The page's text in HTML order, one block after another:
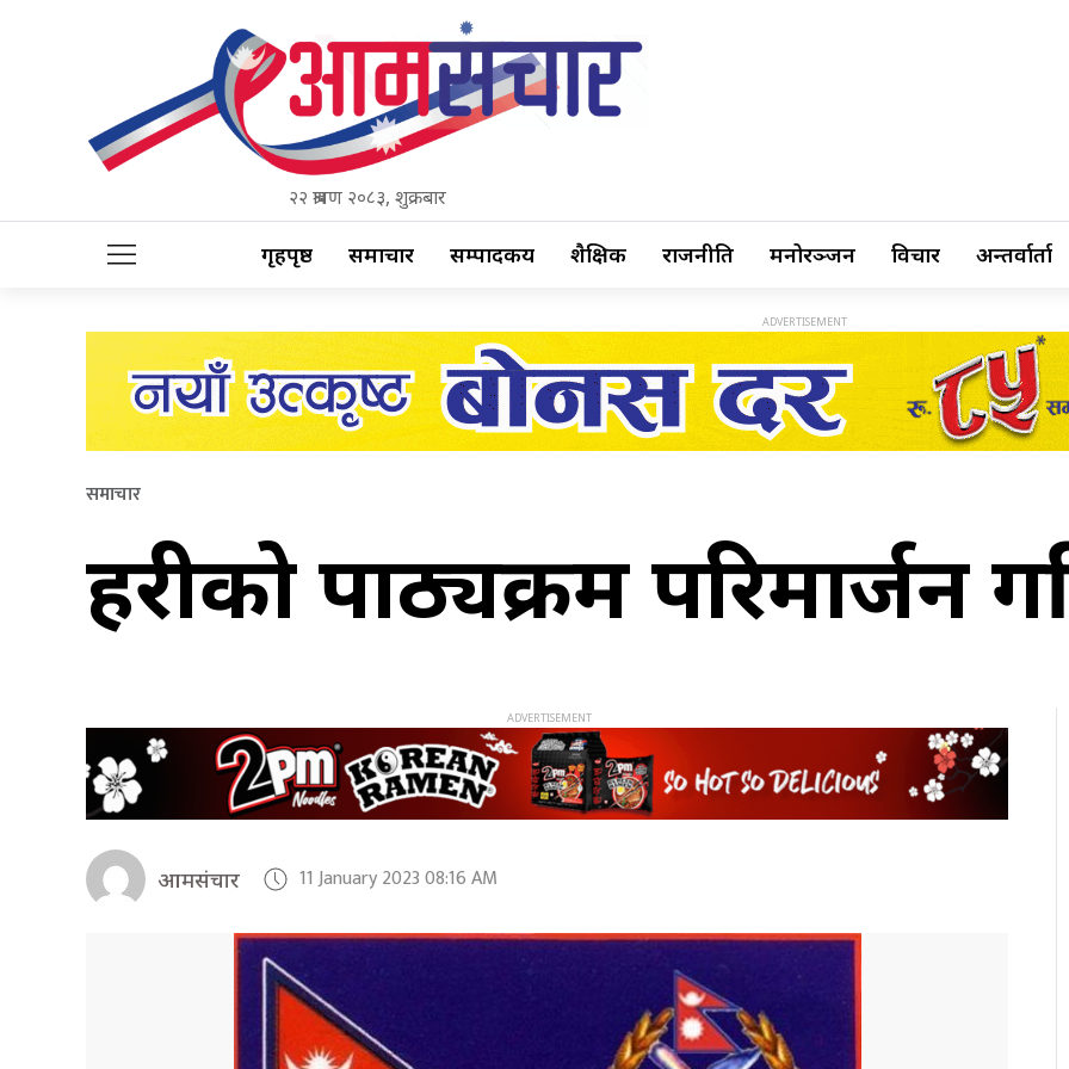
२२ श्रावण २०८३, शुक्रबार
गृहपृष्ठ समाचार सम्पादकीय शैक्षिक राजनीति मनोरञ्जन विचार अन्तर्वार्ता
समाचार
प्रहरीको पाठ्यक्रम परिमार्जन
आमसंचार 11 January 2023 08:16 AM